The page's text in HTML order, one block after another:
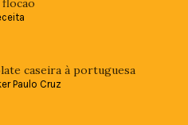
caseira à portuguesa
Paulo Cruz